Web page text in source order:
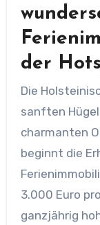
der
Die
sanften
charmanten
beginnt die
3.000 Euro
ganzjährig